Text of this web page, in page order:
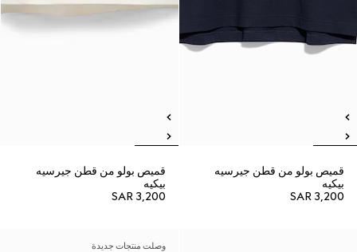
قميص بولو من قطن جيرسيه
بيكيه
SAR 3,200
قميص بولو من قطن جيرسيه
بيكيه
SAR 3,200
وصلت منتجات جديدة